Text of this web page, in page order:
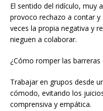
El sentido del ridículo, muy
provoco rechazo a contar
veces la propia negativa y
nieguen a colaborar.
¿Cómo romper las
Trabajar en grupos desde
cómodo, evitando los
comprensiva y empática.